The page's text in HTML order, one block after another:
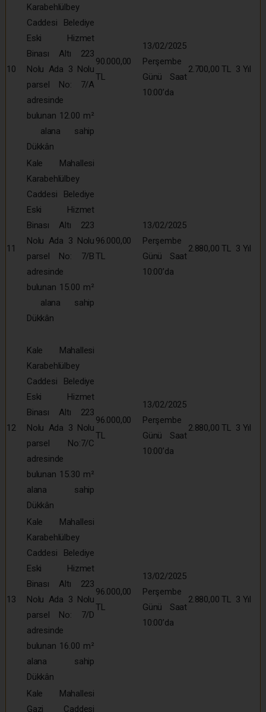
10
Karabehlülbey
Caddesi Belediye
Eski Hizmet
Binası Altı 223
Nolu Ada 3 Nolu
parsel No: 7/A
adresinde
bulunan 12.00 m²
alana sahip
Dükkân
90.000,00
TL
13/02/2025
Perşembe
Günü Saat
10:00’da
2.700,00 TL 3 Yıl
11
Kale Mahallesi
Karabehlülbey
Caddesi Belediye
Eski Hizmet
Binası Altı 223
Nolu Ada 3 Nolu
parsel No: 7/B
adresinde
bulunan 15.00 m²
alana sahip
Dükkân
96.000,00
TL
13/02/2025
Perşembe
Günü Saat
10:00’da
2.880,00 TL 3 Yıl
12
Kale Mahallesi
Karabehlülbey
Caddesi Belediye
Eski Hizmet
Binası Altı 223
Nolu Ada 3 Nolu
parsel No:7/C
adresinde
bulunan 15.30 m²
alana sahip
Dükkân
96.000,00
TL
13/02/2025
Perşembe
Günü Saat
10:00’da
2.880,00 TL 3 Yıl
13
Kale Mahallesi
Karabehlülbey
Caddesi Belediye
Eski Hizmet
Binası Altı 223
Nolu Ada 3 Nolu
parsel No: 7/D
adresinde
bulunan 16.00 m²
alana sahip
Dükkân
96.000,00
TL
13/02/2025
Perşembe
Günü Saat
10:00’da
2.880,00 TL 3 Yıl
Kale Mahallesi
Gazi Caddesi